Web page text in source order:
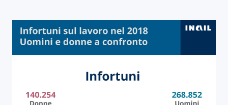
Infografica